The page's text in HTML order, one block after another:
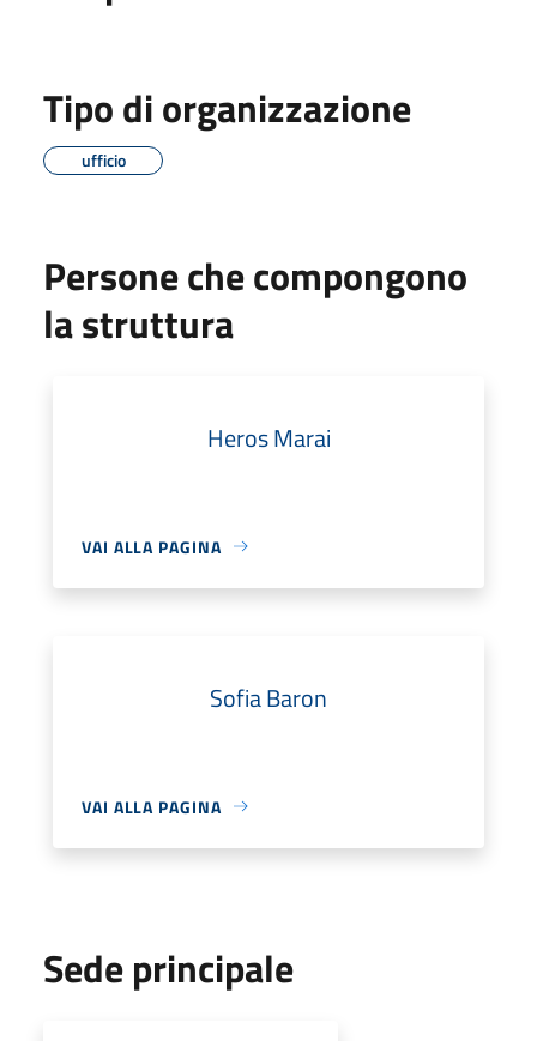
Tipo di organizzazione
ufficio
Persone che compongono
la struttura
Heros Marai
VAI ALLA PAGINA
Sofia Baron
VAI ALLA PAGINA
Sede principale